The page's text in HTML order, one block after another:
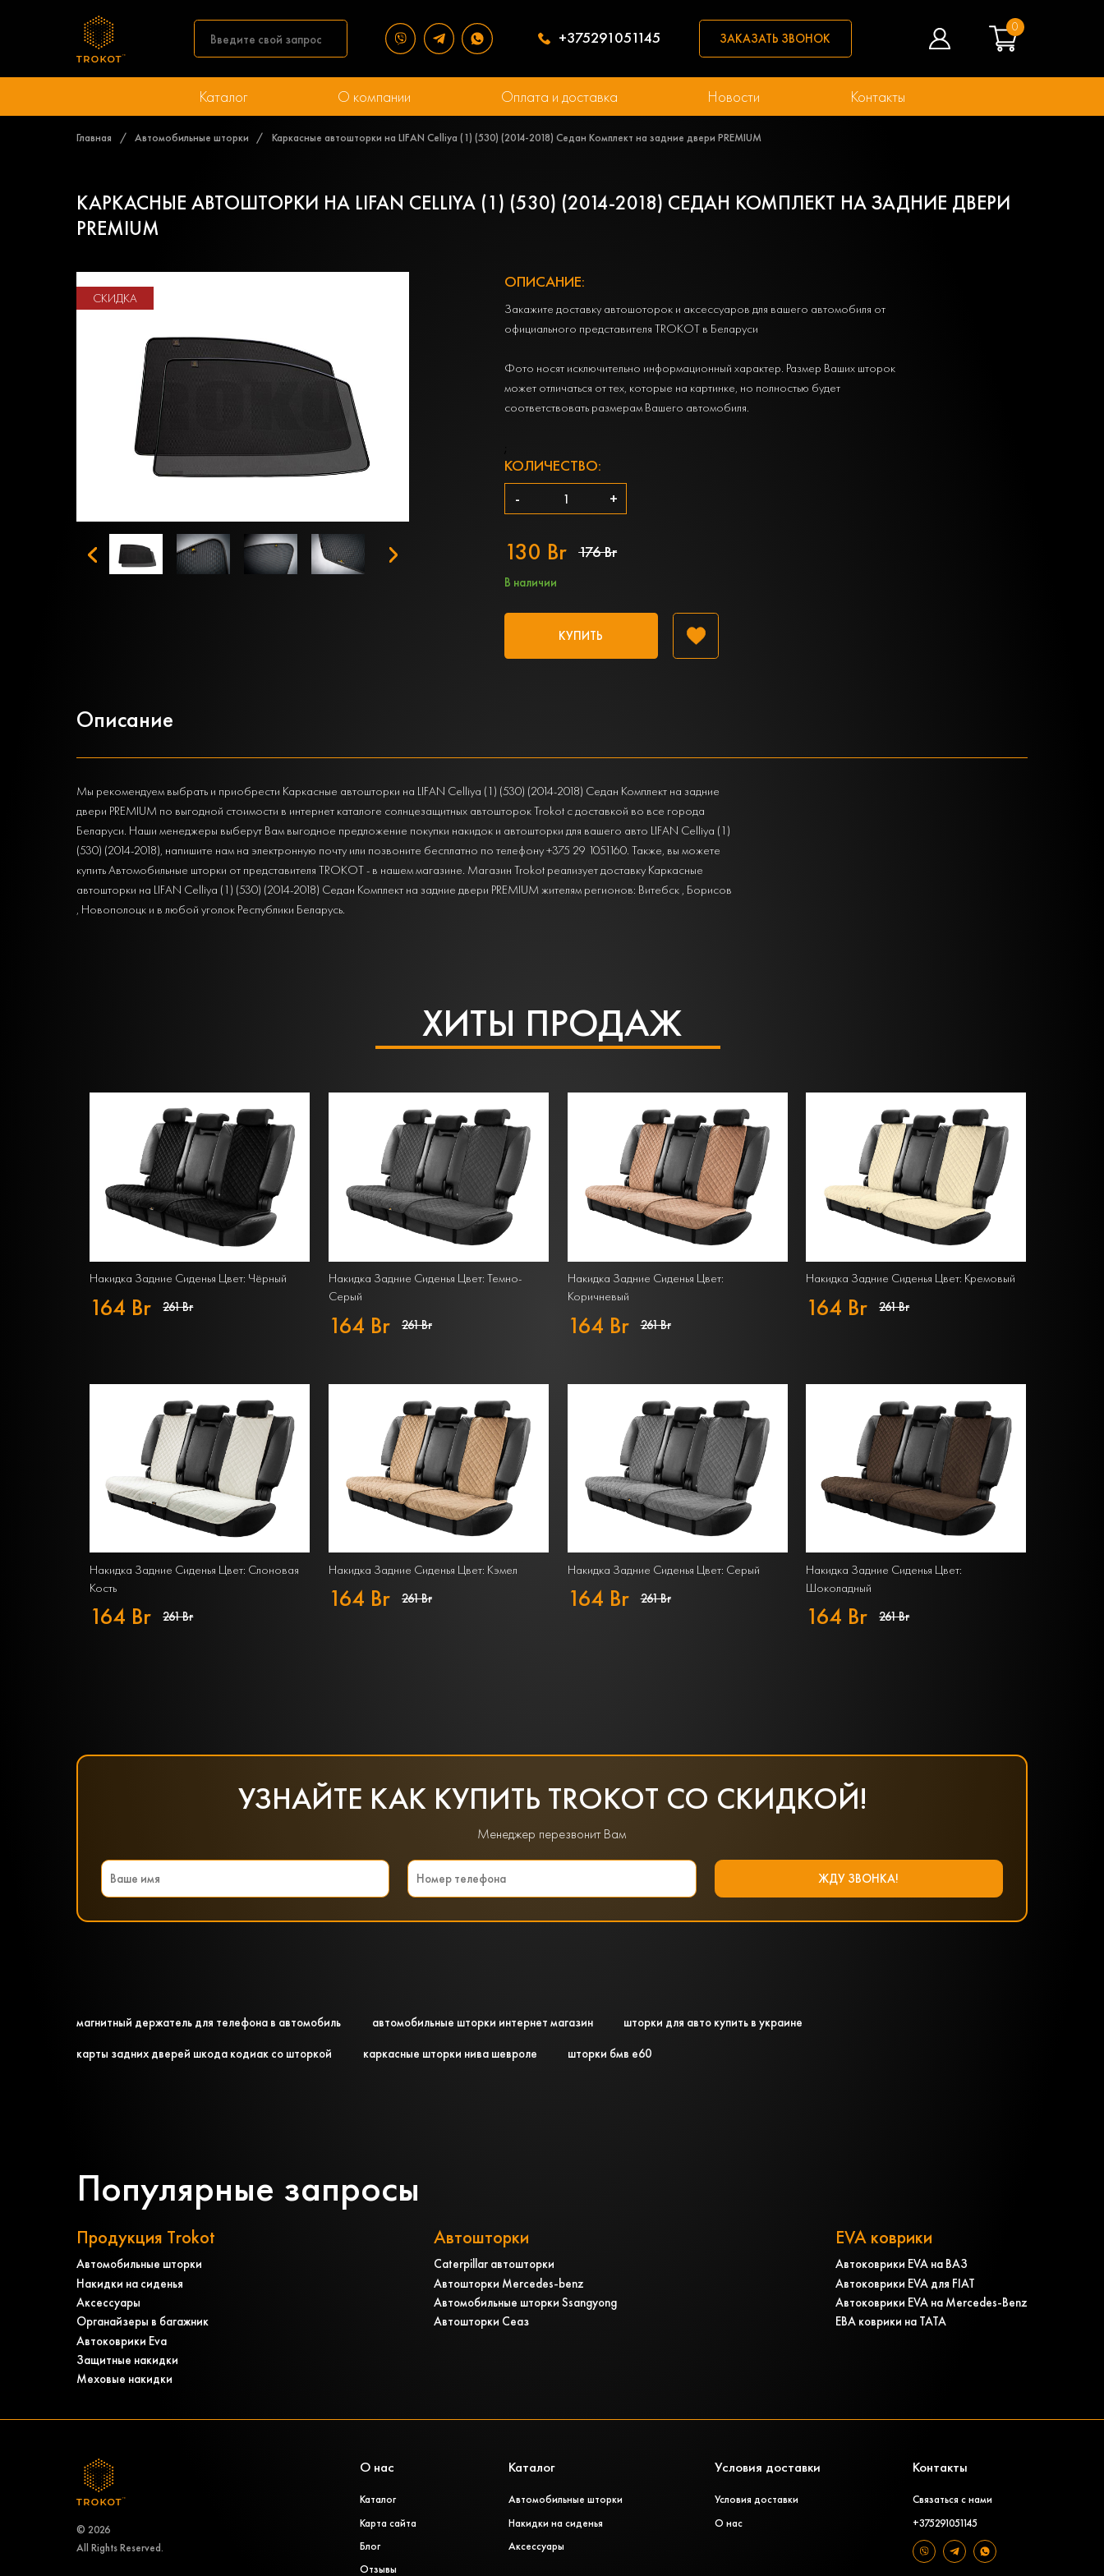
+375291051145 ЗАКАЗАТЬ ЗВОНОК
0
Каталог О компании Оплата и доставка Новости Контакты
Главная Автомобильные шторки Каркасные автошторки на LIFAN Celliya (1) (530) (2014-2018) Седан Комплект на задние двери PREMIUM
КАРКАСНЫЕ АВТОШТОРКИ НА LIFAN CELLIYA (1) (530) (2014-2018) СЕДАН КОМПЛЕКТ НА ЗАДНИЕ ДВЕРИ
PREMIUM
СКИДКА
ОПИСАНИЕ:
Закажите доставку автошоторок и аксессуаров для вашего автомобиля от
официального представителя TROKOT в Беларуси
Фото носят исключительно информационный характер. Размер Ваших шторок
может отличаться от тех, которые на картинке, но полностью будет
соответствовать размерам Вашего автомобиля.
КОЛИЧЕСТВО:
-
+
130 Br 176 Br
В наличии
КУПИТЬ
Описание
Мы рекомендуем выбрать и приобрести Каркасные автошторки на LIFAN Celliya (1) (530) (2014-2018) Седан Комплект на задние
двери PREMIUM по выгодной стоимости в интернет каталоге солнцезащитных автошторок Trokot с доставкой во все города
Беларуси. Наши менеджеры выберут Вам выгодное предложение покупки накидок и автошторки для вашего авто LIFAN Celliya (1)
(530) (2014-2018), напишите нам на электронную почту или позвоните бесплатно по телефону +375 29 1051160. Также, вы можете
купить Автомобильные шторки от представителя TROKOT - в нашем магазине. Магазин Trokot реализует доставку Каркасные
автошторки на LIFAN Celliya (1) (530) (2014-2018) Седан Комплект на задние двери PREMIUM жителям регионов: Витебск , Борисов
, Новополоцк и в любой уголок Республики Беларусь.
ХИТЫ ПРОДАЖ
Накидка Задние Сиденья Цвет: Чёрный
164 Br 261 Br
Накидка Задние Сиденья Цвет: Темно-
Серый
164 Br 261 Br
Накидка Задние Сиденья Цвет:
Коричневый
164 Br 261 Br
Накидка Задние Сиденья Цвет: Кремовый
164 Br 261 Br
Накидка Задние Сиденья Цвет: Слоновая
Кость
164 Br 261 Br
Накидка Задние Сиденья Цвет: Кэмел
164 Br 261 Br
Накидка Задние Сиденья Цвет: Серый
164 Br 261 Br
Накидка Задние Сиденья Цвет:
Шоколадный
164 Br 261 Br
Популярные запросы
Продукция Trokot
Автомобильные шторки
Накидки на сиденья
Аксессуары
Органайзеры в багажник
Автоковрики Eva
Защитные накидки
Меховые накидки
Автошторки
Caterpillar автошторки
Автошторки Mercedes-benz
Автомобильные шторки Ssangyong
Автошторки Сеаз
EVA коврики
Автоковрики EVA на ВАЗ
Автоковрики EVA для FIAT
Автоковрики EVA на Mercedes-Benz
ЕВА коврики на ТАТА
УЗНАЙТЕ КАК КУПИТЬ TROKOT СО СКИДКОЙ!
Менеджер перезвонит Вам
магнитный держатель для телефона в автомобиль автомобильные шторки интернет магазин
шторки для авто купить в украине
карты задних дверей шкода кодиак со шторкой
каркасные шторки нива шевроле шторки бмв е60
© 2026
All Rights Reserved.
О нас
Каталог
Карта сайта
Блог
Отзывы
Каталог
Автомобильные шторки
Накидки на сиденья
Аксессуары
Условия доставки
Условия доставки
О нас
Контакты
Связаться с нами
+375291051145